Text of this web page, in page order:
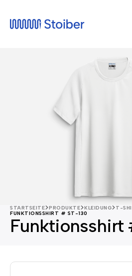
STARTSEITE PRODUKTE KLEIDUNG T-
FUNKTIONSSHIRT # ST-130
Funktionsshirt